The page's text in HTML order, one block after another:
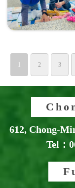
1 2 3
612, Chong-
Tel：